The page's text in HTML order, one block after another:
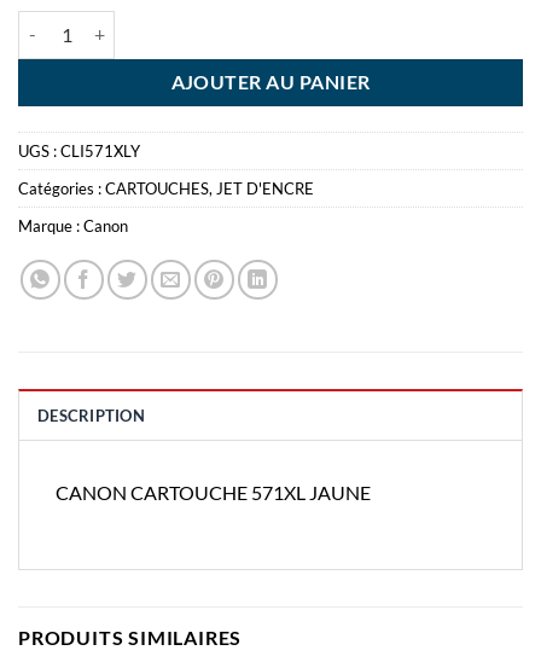
AJOUTER AU PANIER
UGS :CLI571XLY
Catégories :CARTOUCHES, JET D'ENCRE
Marque :Canon
DESCRIPTION
CANON CARTOUCHE 571XL JAUNE
PRODUITS SIMILAIRES